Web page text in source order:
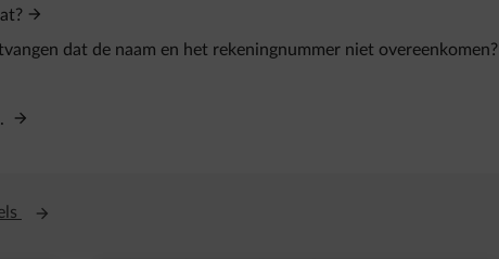
dat de naam en het rekeningnummer niet overeenkomen?
Opent in een nieuw tabblad